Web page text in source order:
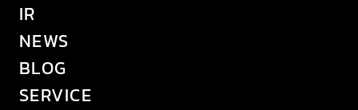
IR
NEWS
BLOG
SERVICE